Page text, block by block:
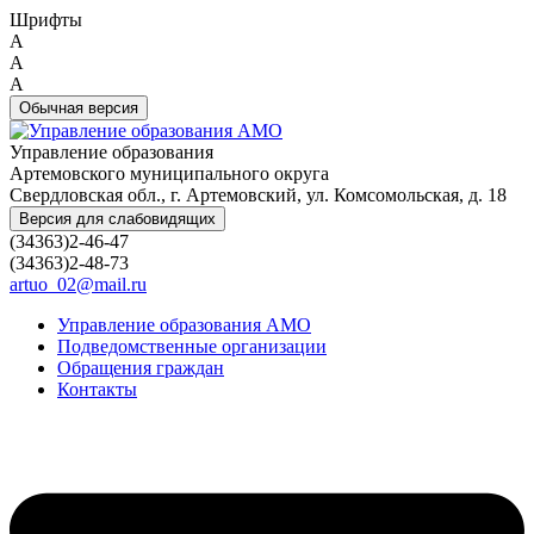
Шрифты
A
A
A
Обычная версия
Управление образования
Артемовского муниципального округа
Свердловская обл., г. Артемовский, ул. Комсомольская, д. 18
Версия для слабовидящих
(34363)2-46-47
(34363)2-48-73
artuo_02@mail.ru
Управление образования АМО
Подведомственные организации
Обращения граждан
Контакты